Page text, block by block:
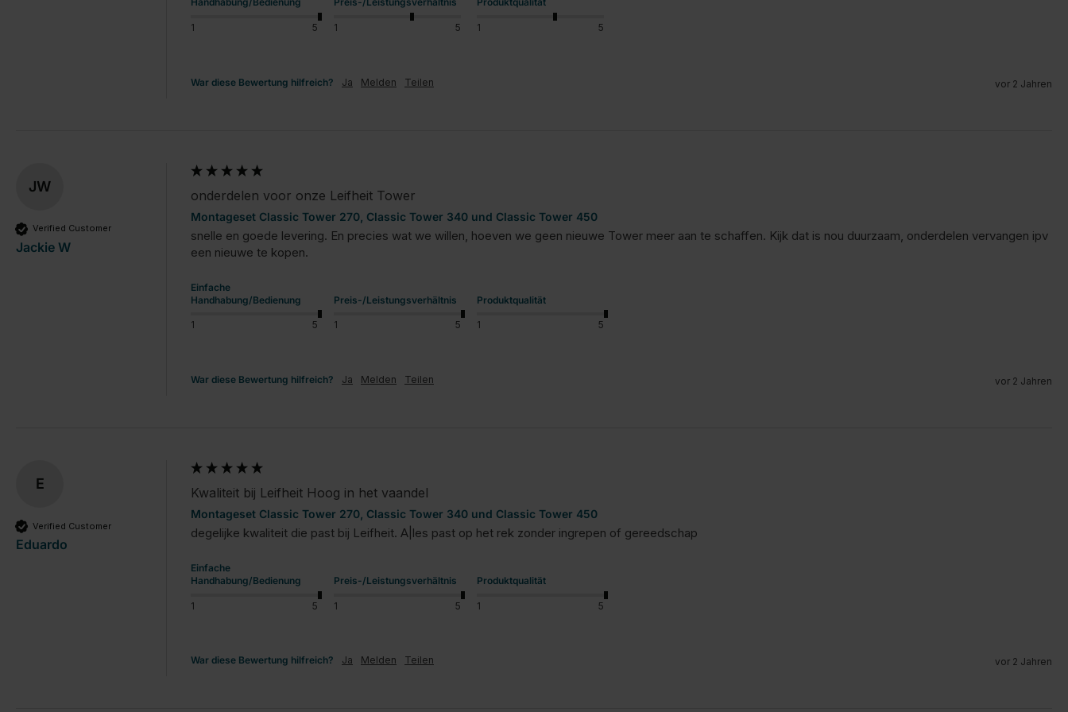
1 5 1 5 1 5
War diese Bewertung hilfreich? Ja Melden Teilen vor 2 Jahren
JW
Verified Customer
Jackie W
onderdelen voor onze Leifheit Tower
Montageset Classic Tower 270, Classic Tower 340 und Classic Tower 450
snelle en goede levering. En precies wat we willen, hoeven we geen nieuwe Tower meer aan te schaffen. Kijk dat is nou duurzaam, onderdelen vervangen ipv
een nieuwe te kopen.
Einfache
Handhabung/Bedienung
1 5
Preis-/Leistungsverhältnis
1 5
Produktqualität
1 5
War diese Bewertung hilfreich? Ja Melden Teilen vor 2 Jahren
E
Verified Customer
Eduardo
Kwaliteit bij Leifheit Hoog in het vaandel
Montageset Classic Tower 270, Classic Tower 340 und Classic Tower 450
degelijke kwaliteit die past bij Leifheit. A|les past op het rek zonder ingrepen of gereedschap
Einfache
Handhabung/Bedienung
1 5
Preis-/Leistungsverhältnis
1 5
Produktqualität
1 5
War diese Bewertung hilfreich? Ja Melden Teilen vor 2 Jahren